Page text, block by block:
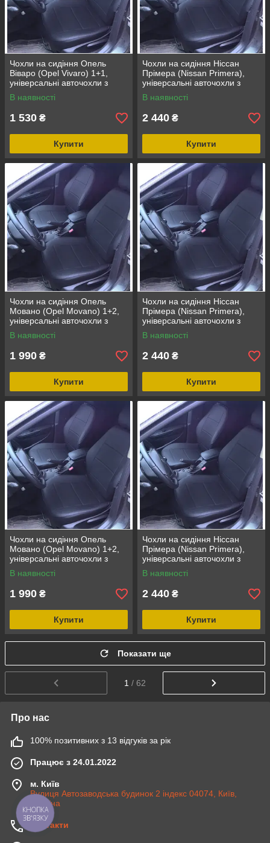
Чохли на сидіння Опель
Віваро (Opel Vivaro) 1+1,
універсальні авточохли з
екошкіри в Україні
В наявності
1 530 ₴
Купити
Чохли на сидіння Ніссан
Прімера (Nissan Primera),
універсальні авточохли з
екошкіри в Україні
В наявності
2 440 ₴
Купити
Чохли на сидіння Опель
Мовано (Opel Movano) 1+2,
універсальні авточохли з
екошкіри в Україні
В наявності
1 990 ₴
Купити
Чохли на сидіння Ніссан
Прімера (Nissan Primera),
універсальні авточохли з
екошкіри в Україні
В наявності
2 440 ₴
Купити
Чохли на сидіння Опель
Мовано (Opel Movano) 1+2,
універсальні авточохли з
екошкіри в Україні
В наявності
1 990 ₴
Купити
Чохли на сидіння Ніссан
Прімера (Nissan Primera),
універсальні авточохли з
екошкіри в Україні
В наявності
2 440 ₴
Купити
Показати ще
1 / 62
Про нас
100% позитивних з 13 відгуків за рік
Працює з 24.01.2022
м. Київ
Вулиця Автозаводська будинок 2 індекс 04074, Київ,
Україна
Контакти
КНОПКА
ЗВ'ЯЗКУ